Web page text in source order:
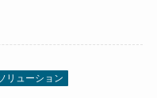
リューション